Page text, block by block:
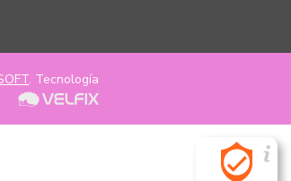
. Tecnología